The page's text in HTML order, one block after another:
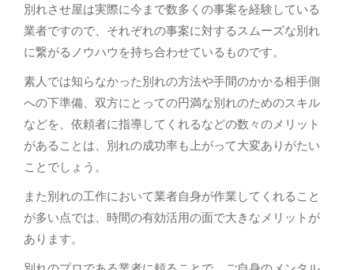
別れさせ屋は実際に今まで数多くの事案を経験している
業者ですので、それぞれの事案に対するスムーズな別れ
に繋がるノウハウを持ち合わせているものです。
素人では知らなかった別れの方法や手間のかかる相手側
への下準備、双方にとっての円満な別れのためのスキル
などを、依頼者に指導してくれるなどの数々のメリット
があることは、別れの成功率も上がって大変ありがたい
ことでしょう。
また別れの工作において業者自身が作業してくれること
が多い点では、時間の有効活用の面で大きなメリットが
あります。